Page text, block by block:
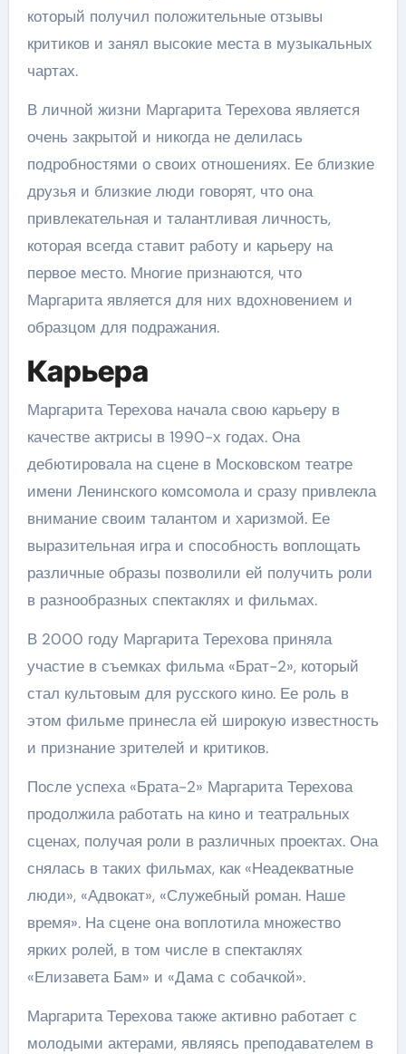
который получил положительные отзывы
критиков и занял высокие места в музыкальных
чартах.
В личной жизни Маргарита Терехова является
очень закрытой и никогда не делилась
подробностями о своих отношениях. Ее близкие
друзья и близкие люди говорят, что она
привлекательная и талантливая личность,
которая всегда ставит работу и карьеру на
первое место. Многие признаются, что
Маргарита является для них вдохновением и
образцом для подражания.
Карьера
Маргарита Терехова начала свою карьеру в
качестве актрисы в 1990-х годах. Она
дебютировала на сцене в Московском театре
имени Ленинского комсомола и сразу привлекла
внимание своим талантом и харизмой. Ее
выразительная игра и способность воплощать
различные образы позволили ей получить роли
в разнообразных спектаклях и фильмах.
В 2000 году Маргарита Терехова приняла
участие в съемках фильма «Брат-2», который
стал культовым для русского кино. Ее роль в
этом фильме принесла ей широкую известность
и признание зрителей и критиков.
После успеха «Брата-2» Маргарита Терехова
продолжила работать на кино и театральных
сценах, получая роли в различных проектах. Она
снялась в таких фильмах, как «Неадекватные
люди», «Адвокат», «Служебный роман. Наше
время». На сцене она воплотила множество
ярких ролей, в том числе в спектаклях
«Елизавета Бам» и «Дама с собачкой».
Маргарита Терехова также активно работает с
молодыми актерами, являясь преподавателем в